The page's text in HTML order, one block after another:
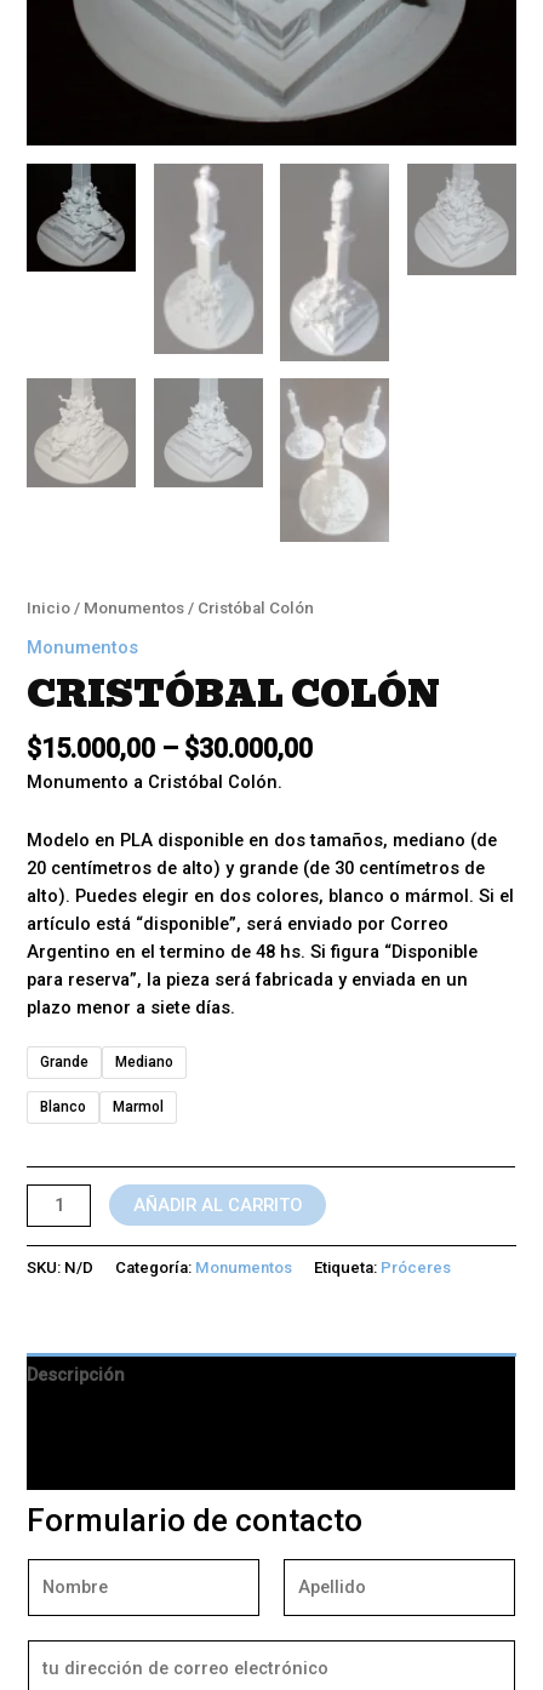
Inicio / Monumentos / Cristóbal Colón
Monumentos
CRISTÓBAL COLÓN
$15.000,00 – $30.000,00
Monumento a Cristóbal Colón.
Modelo en PLA disponible en dos tamaños, mediano (de
20 centímetros de alto) y grande (de 30 centímetros de
alto). Puedes elegir en dos colores, blanco o mármol. Si el
artículo está “disponible”, será enviado por Correo
Argentino en el termino de 48 hs. Si figura “Disponible
para reserva”, la pieza será fabricada y enviada en un
plazo menor a siete días.
Grande Mediano
Blanco Marmol
AÑADIR AL CARRITO
SKU: N/D Categoría: Monumentos Etiqueta: Próceres
Descripción
Formulario de contacto